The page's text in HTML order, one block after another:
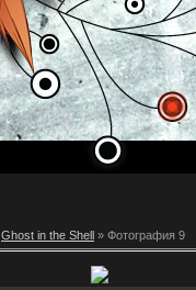
Ghost in the Shell » Фотография 9